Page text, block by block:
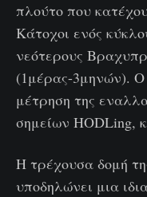
πλούτο που
Κάτοχοι ενός
νεότερους
(1μέρας-3μηνών). Ο
μέτρηση της
σημείων HODLing,
Η τρέχουσα δομή
υποδηλώνει μια